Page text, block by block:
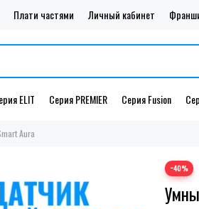
Плати частями Личный кабинет
ELIT Серия PREMIER Серия Fusion
Aura
−40%